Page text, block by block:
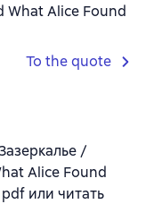
What Alice Found
To the quote
/
Alice Found
или читать